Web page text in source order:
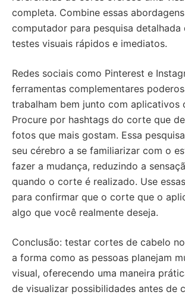
completa. Combine essas
computador para pesquisa detalhada
testes visuais rápidos e imediatos.
Redes sociais como Pinterest e
ferramentas complementares
trabalham bem junto com aplicativos
Procure por hashtags do corte que
fotos que mais gostam. Essa
seu cérebro a se familiarizar com o
fazer a mudança, reduzindo a
quando o corte é realizado. Use
para confirmar que o corte que o
algo que você realmente deseja.
Conclusão: testar cortes de cabelo
a forma como as pessoas planejam
visual, oferecendo uma maneira
de visualizar possibilidades antes de